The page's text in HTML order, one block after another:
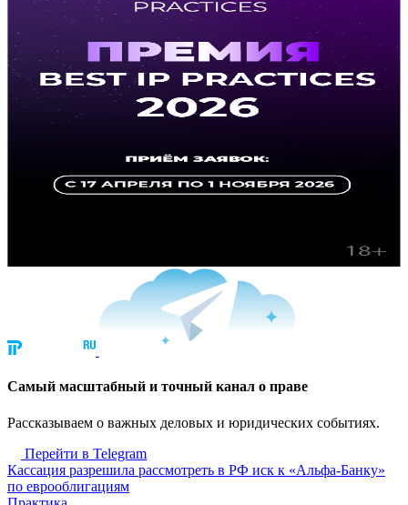
Cамый масштабный и точный канал о праве
Рассказываем о важных деловых и юридических событиях.
Перейти в Telegram
Кассация разрешила рассмотреть в РФ иск к «Альфа-Банку»
по еврооблигациям